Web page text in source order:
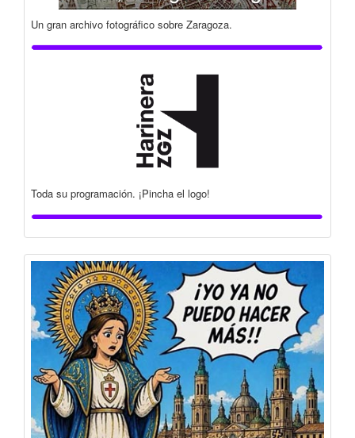
Un gran archivo fotográfico sobre Zaragoza.
Toda su programación. ¡Pincha el logo!